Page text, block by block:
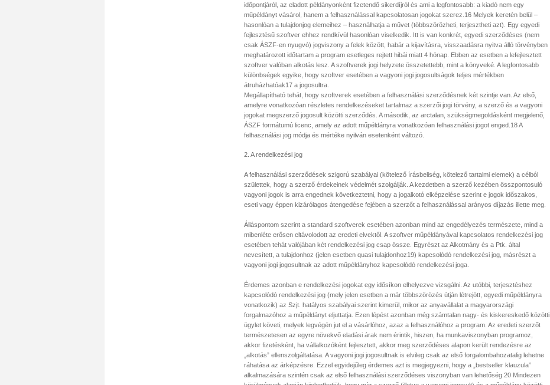
időpontjáról, az eladott példányonként fizetendő sikerdíjról és ami a legfontosabb: a kiadó nem egy
műpéldányt vásárol, hanem a felhasználással kapcsolatosan jogokat szerez.16 Melyek keretén belül –
hasonlóan a tulajdonjog elemeihez – használhatja a művet (többszörözheti, terjesztheti azt). Egy egyedi
fejlesztésű szoftver ehhez rendkívül hasonlóan viselkedik. Itt is van konkrét, egyedi szerződéses (nem
csak ÁSZF-en nyugvó) jogviszony a felek között, habár a kijavításra, visszaadásra nyitva álló törvényben
meghatározott időtartam a program esetleges rejtett hibái miatt 4 hónap. Ebben az esetben a lefejlesztett
szoftver valóban alkotás lesz. A szoftverek jogi helyzete összetettebb, mint a könyveké. A legfontosabb
különbségek egyike, hogy szoftver esetében a vagyoni jogi jogosultságok teljes mértékben
átruházhatóak17 a jogosultra.
Megállapítható tehát, hogy szoftverek esetében a felhasználási szerződésnek két szintje van. Az első,
amelyre vonatkozóan részletes rendelkezéseket tartalmaz a szerzői jogi törvény, a szerző és a vagyoni
jogokat megszerző jogosult közötti szerződés. A második, az arctalan, szükségmegoldásként megjelenő,
ÁSZF formátumú licenc, amely az adott műpéldányra vonatkozóan felhasználási jogot enged.18 A
felhasználási jog módja és mértéke nyilván esetenként változó.
2. A rendelkezési jog
A felhasználási szerződések szigorú szabályai (kötelező írásbeliség, kötelező tartalmi elemek) a célból
születtek, hogy a szerző érdekeinek védelmét szolgálják. A kezdetben a szerző kezében összpontosuló
vagyoni jogok is arra engednek következtetni, hogy a jogalkotó elképzelése szerint e jogok időszakos,
eseti vagy éppen kizárólagos átengedése fejében a szerzőt a felhasználással arányos díjazás illette meg.
Álláspontom szerint a standard szoftverek esetében azonban mind az engedélyezés természete, mind a
mibenléte erősen eltávolodott az eredeti elvektől. A szoftver műpéldányával kapcsolatos rendelkezési jog
esetében tehát valójában két rendelkezési jog csap össze. Egyrészt az Alkotmány és a Ptk. által
nevesített, a tulajdonhoz (jelen esetben quasi tulajdonhoz19) kapcsolódó rendelkezési jog, másrészt a
vagyoni jogi jogosultnak az adott műpéldányhoz kapcsolódó rendelkezési joga.
Érdemes azonban e rendelkezési jogokat egy idősíkon elhelyezve vizsgálni. Az utóbbi, terjesztéshez
kapcsolódó rendelkezési jog (mely jelen esetben a már többszörözés útján létrejött, egyedi műpéldányra
vonatkozik) az Szjt. hatályos szabályai szerint kimerül, mikor az anyavállalat a magyarországi
forgalmazóhoz a műpéldányt eljuttatja. Ezen lépést azonban még számtalan nagy- és kiskereskedő közötti
ügylet követi, melyek legvégén jut el a vásárlóhoz, azaz a felhasználóhoz a program. Az eredeti szerzőt
természetesen az egyre növekvő eladási árak nem érintik, hiszen, ha munkaviszonyban programoz,
akkor fizetésként, ha vállalkozóként fejlesztett, akkor meg szerződéses alapon került rendezésre az
„alkotás” ellenszolgáltatása. A vagyoni jogi jogosultnak is elvileg csak az első forgalombahozatalig lehetne
ráhatása az árképzésre. Ezzel egyidejűleg érdemes azt is megjegyezni, hogy a „bestseller klauzula”
alkalmazására szintén csak az első felhasználási szerződéses viszonyban van lehetőség.20 Mindezen